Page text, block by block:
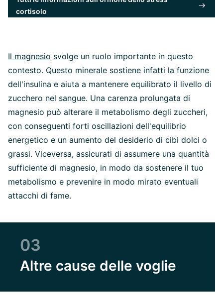
cortisolo
Il magnesio svolge un ruolo importante in questo
contesto. Questo minerale sostiene infatti la funzione
dell'insulina e aiuta a mantenere equilibrato il livello di
zucchero nel sangue. Una carenza prolungata di
magnesio può alterare il metabolismo degli zuccheri,
con conseguenti forti oscillazioni dell'equilibrio
energetico e un aumento del desiderio di cibi dolci o
grassi. Viceversa, assicurati di assumere una quantità
sufficiente di magnesio, in modo da sostenere il tuo
metabolismo e prevenire in modo mirato eventuali
attacchi di fame.
03
Altre cause delle voglie